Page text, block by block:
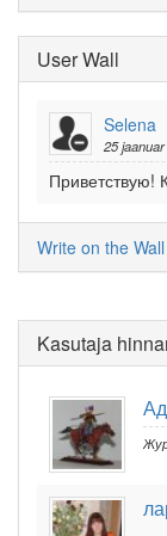
User Wall
Selena
25
Приветствую!
Write on the Wall
Kasutaja